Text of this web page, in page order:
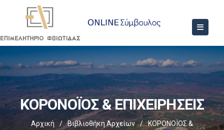
ΚΟΡΟΝΟΪΟΣ & ΕΠΙΧΕΙΡΗΣΕΙΣ
Αρχική / Βιβλιοθήκη Αρχείων /
ΚΟΡΟΝΟΪΟΣ &